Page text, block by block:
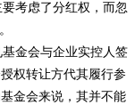
考虑了分红权，而忽
金会与企业实控人签
权转让方代其履行参
金会来说，其并不能